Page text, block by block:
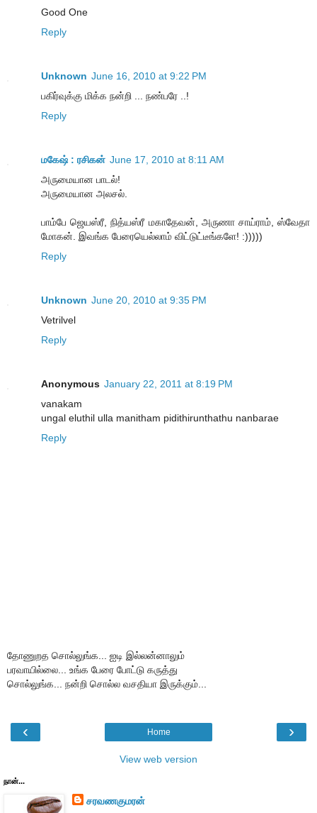
Good One
Reply
Unknown June 16, 2010 at 9:22 PM
பகிர்வுக்கு மிக்க நன்றி ... நண்பரே ..!
Reply
மகேஷ் : ரசிகன் June 17, 2010 at 8:11 AM
அருமையான பாடல்!
அருமையான அலசல்.
பாம்பே ஜெயஸ்ரீ, நித்யஸ்ரீ மகாதேவன், அருணா சாய்ராம், ஸ்வேதா
மோகன். இவங்க பேரையெல்லாம் விட்டுட்டீங்களே! :)))))
Reply
Unknown June 20, 2010 at 9:35 PM
Vetrilvel
Reply
Anonymous January 22, 2011 at 8:19 PM
vanakam
ungal eluthil ulla manitham pidithirunthathu nanbarae
Reply
தோணுறத சொல்லுங்க... ஐடி இல்லன்னாலும்
பரவாயில்லை... உங்க பேரை போட்டு கருத்து
சொல்லுங்க... நன்றி சொல்ல வசதியா இருக்கும்...
‹ ›
Home
View web version
நான்...
சரவணகுமரன்